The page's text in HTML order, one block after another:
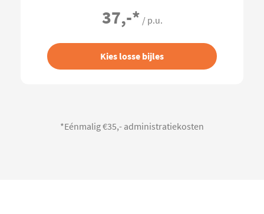
37,-* / p.u.
Kies losse bijles
*Eénmalig €35,- administratiekosten